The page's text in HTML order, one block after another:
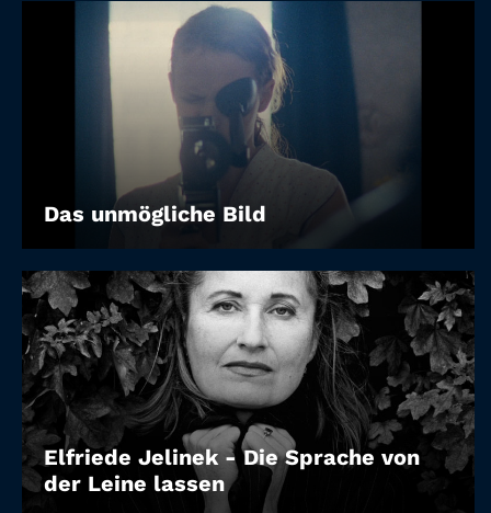
Das unmögliche Bild
Elfriede Jelinek - Die Sprache von
der Leine lassen